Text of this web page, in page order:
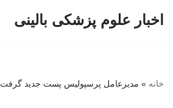
اخبار علوم پزشکی بالینی
خانه » مدیرعامل پرسپولیس پست جدید گرفت